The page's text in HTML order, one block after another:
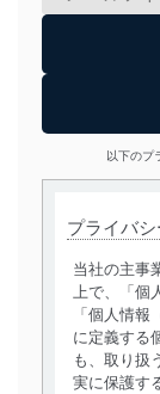
以下のプ
プライバ
当社の主事
上で、「個
「個人情
に定義する
も、取り扱
実に保護す